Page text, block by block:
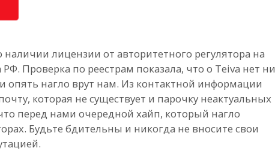
лицензии от авторитетного регулятора на
Проверка по реестрам показала, что о Teiva нет ни
нагло врут нам. Из контактной информации
которая не существует и парочку неактуальных
перед нами очередной хайп, который нагло
Будьте бдительны и никогда не вносите свои